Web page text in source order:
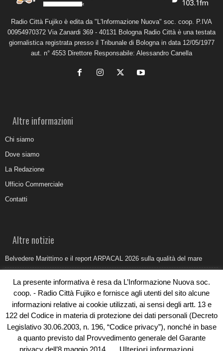
Radio Città Fujiko è edita da "L'Informazione Nuova" soc. coop. P.IVA
00954970372 Via Zanardi 369 - 40131 Bologna Radio Città è una testata
giornalistica registrata presso il Tribunale di Bologna in data 12/05/1977
aut. n° 4553 Direttore Responsabile: Alessandro Canella
Altre informazioni
Chi siamo
Dove siamo
La Redazione
Ufficio Commerciale
Contatti
Altre notizie
Belvedere Marittimo e il report ARPACAL 2026 sulla qualità del mare
Umidità di risalita in casa, come riconoscere i segnali veri
Torna il Sun Donato Festival 2026
Come il busking moderno ridisegna il paesaggio sonoro urbano
La presente informativa è resa da L’Informazione Nuova soc.
coop. - Radio Città Fujiko e fornisce agli utenti del sito alcune
informazioni relative ai cookie utilizzati, ai sensi degli artt. 13 e
122 del Codice in materia di protezione dei dati personali (Decreto
Legislativo 30.06.2003, n. 196, “Codice privacy”), nonché in base
a quanto previsto dal Provvedimento generale del Garante
privacy dell’8 maggio 2014.
Ulteriori informazioni